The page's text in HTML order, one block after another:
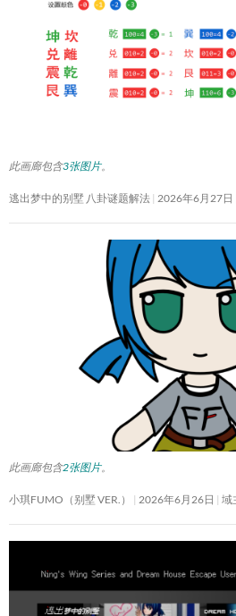
此画廊包含3张图片。
逃出梦中的别墅 八卦谜题解法 2026年6月27日
此画廊包含2张图片。
小琪FUMO（别墅 VER.） 2026年6月26日 域